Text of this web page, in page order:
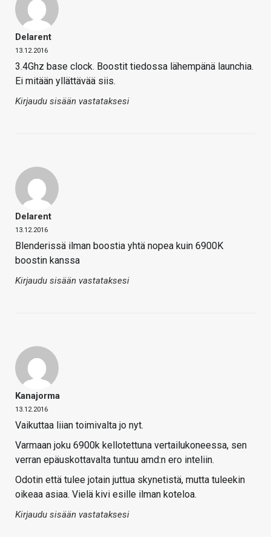
Delarent
13.12.2016
3.4Ghz base clock. Boostit tiedossa lähempänä launchia.
Ei mitään yllättävää siis.
Kirjaudu sisään vastataksesi
Delarent
13.12.2016
Blenderissä ilman boostia yhtä nopea kuin 6900K
boostin kanssa
Kirjaudu sisään vastataksesi
Kanajorma
13.12.2016
Vaikuttaa liian toimivalta jo nyt.
Varmaan joku 6900k kellotettuna vertailukoneessa, sen
verran epäuskottavalta tuntuu amd:n ero inteliin.
Odotin että tulee jotain juttua skynetistä, mutta tuleekin
oikeaa asiaa. Vielä kivi esille ilman koteloa.
Kirjaudu sisään vastataksesi